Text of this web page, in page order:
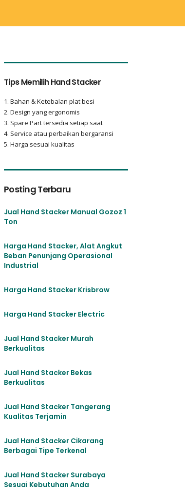
Tips Memilih Hand Stacker
1. Bahan & Ketebalan plat besi
2. Design yang ergonomis
3. Spare Part tersedia setiap saat
4. Service atau perbaikan bergaransi
5. Harga sesuai kualitas
Posting Terbaru
Jual Hand Stacker Manual Gozoz 1
Ton
Harga Hand Stacker, Alat Angkut
Beban Penunjang Operasional
Industrial
Harga Hand Stacker Krisbrow
Harga Hand Stacker Electric
Jual Hand Stacker Murah
Berkualitas
Jual Hand Stacker Bekas
Berkualitas
Jual Hand Stacker Tangerang
Kualitas Terjamin
Jual Hand Stacker Cikarang
Berbagai Tipe Terkenal
Jual Hand Stacker Surabaya
Sesuai Kebutuhan Anda